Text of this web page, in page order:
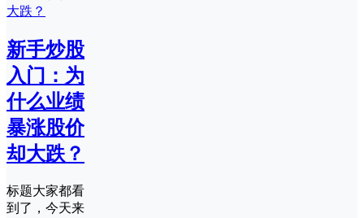
新手炒股
入门：为
什么业绩
暴涨股价
却大跌？
标题大家都看
到了，今天来